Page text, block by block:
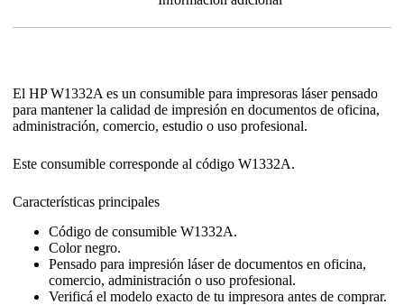
El HP W1332A es un consumible para impresoras láser pensado
para mantener la calidad de impresión en documentos de oficina,
administración, comercio, estudio o uso profesional.
Este consumible corresponde al código W1332A.
Características principales
Código de consumible W1332A.
Color negro.
Pensado para impresión láser de documentos en oficina,
comercio, administración o uso profesional.
Verificá el modelo exacto de tu impresora antes de comprar.